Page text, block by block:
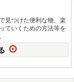
見つけた便利な物、楽
ていくための方法等を